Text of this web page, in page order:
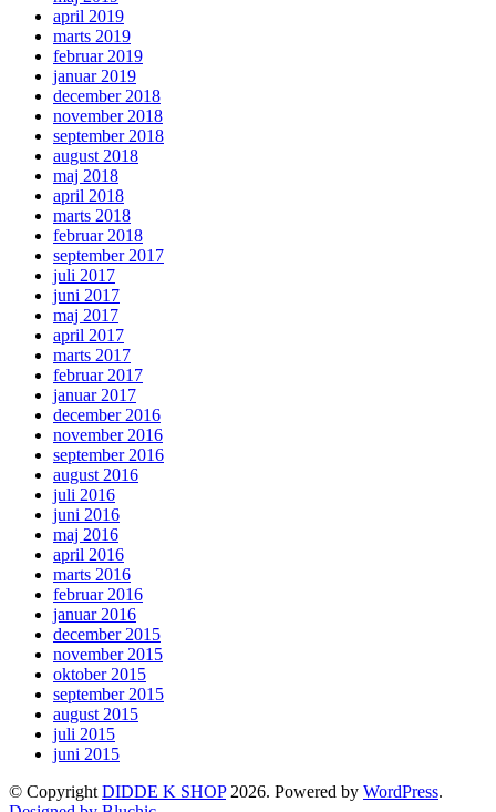
april 2019
marts 2019
februar 2019
januar 2019
december 2018
november 2018
september 2018
august 2018
maj 2018
april 2018
marts 2018
februar 2018
september 2017
juli 2017
juni 2017
maj 2017
april 2017
marts 2017
februar 2017
januar 2017
december 2016
november 2016
september 2016
august 2016
juli 2016
juni 2016
maj 2016
april 2016
marts 2016
februar 2016
januar 2016
december 2015
november 2015
oktober 2015
september 2015
august 2015
juli 2015
juni 2015
© Copyright DIDDE K SHOP2026. Powered by WordPress.